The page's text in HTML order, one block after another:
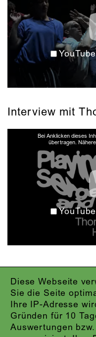
Diese Webseite
Sie die Seite
Ihre IP-Adresse
Gründen für 10
Auswertungen
Interview mit
Bei Anklicken dieses
übertragen.
IMPRESSUM
DATENSCHUTZ
AGB
KONTAKT
ABO-LOGIN